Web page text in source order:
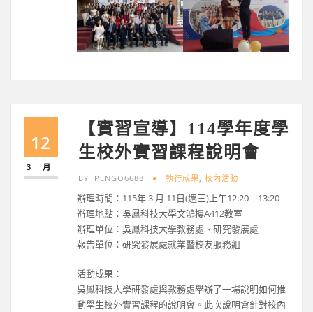
12
3 月
【實習宣導】114學年度學
生校外實習課程說明會
BY PENGO6688 執行成果, 校內活動
辦理時間：115年 3 月 11日(週三)上午12:20 – 13:20
辦理地點：吳鳳科技大學文鴻樓A412教室
辦理單位：吳鳳科技大學教務處、研究發展處
報告單位：研究發展處就業暨校友服務組
活動成果：
吳鳳科技大學研發處與教務處舉辦了一場說明如何推
動學生校外實習課程的說明會。此次說明會針對校內